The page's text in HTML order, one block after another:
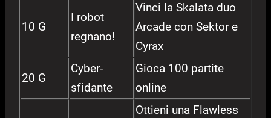
10 G
I robot
regnano!
Vinci la Skalata duo
Arcade con Sektor e
Cyrax
20 G
Cyber-
sfidante
Gioca 100 partite
online
Ottieni una Flawless